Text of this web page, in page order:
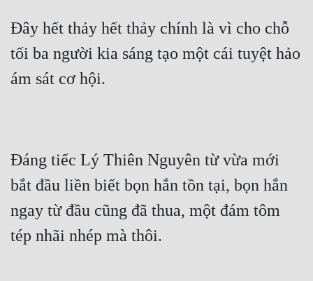
Đây hết thảy hết thảy chính là vì cho chỗ
tối ba người kia sáng tạo một cái tuyệt hảo
ám sát cơ hội.
Đáng tiếc Lý Thiên Nguyên từ vừa mới
bắt đầu liền biết bọn hắn tồn tại, bọn hắn
ngay từ đầu cũng đã thua, một đám tôm
tép nhãi nhép mà thôi.